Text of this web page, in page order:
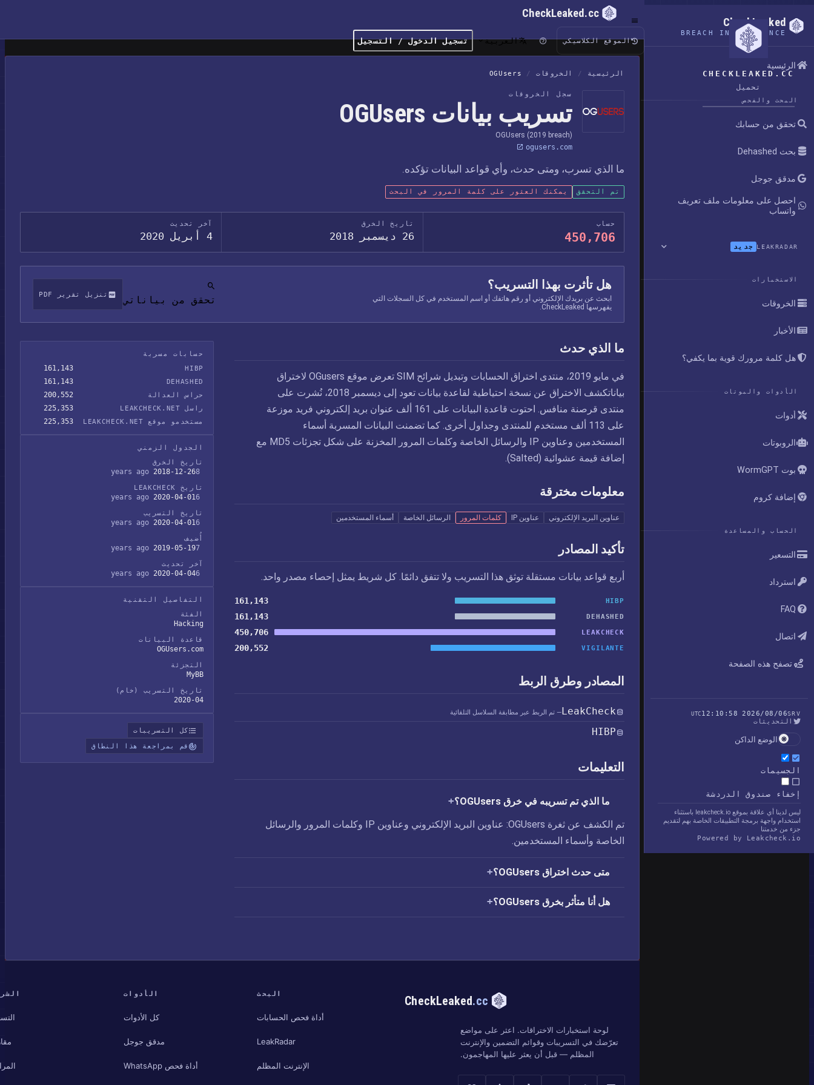
CHECKLEAKED.CC
تحميل
CheckLeaked
BREACH INTELLIGENCE
الرئيسية
البحث والفحص
تحقق من حسابك
بحث Dehashed
مدقق جوجل
احصل على معلومات ملف تعريف
واتساب
LEAKRADAR جديد
الاستخبارات
الخروقات
الأخبار
هل كلمة مرورك قوية بما يكفي؟
الأدوات والبوتات
أدوات
الروبوتات
بوت WormGPT
إضافة كروم
الحساب والمساعدة
التسعير
استرداد
FAQ
اتصال
تصفح هذه الصفحة
SRV
2026/08/06 12:10:58
UTC
التحديثات
الوضع الداكن
الجسيمات
إخفاء صندوق الدردشة
ليس لدينا أي علاقة بموقع leakcheck.io باستثناء
استخدام واجهة برمجة التطبيقات الخاصة بهم لتقديم
جزء من خدمتنا
Powered by Leakcheck.io
CheckLeaked.cc
الموقع الكلاسيكي العربية تسجيل الدخول / التسجيل
الرئيسية / الخروقات /
OGUsers
سجل الخروقات
تسريب بيانات OGUsers
OGUsers (2019 breach)
ogusers.com
ما الذي تسرب، ومتى حدث، وأي قواعد البيانات تؤكده.
تم التحقق يمكنك العثور على كلمة المرور في البحث
حساب
450,706
تاريخ الخرق
26 ديسمبر 2018
آخر تحديث
4 أبريل 2020
هل تأثرت بهذا التسريب؟
ابحث عن بريدك الإلكتروني أو رقم هاتفك أو اسم المستخدم في كل السجلات التي
يفهرسها CheckLeaked.
تحقق من بياناتي تنزيل تقرير PDF
ما الذي حدث
في مايو 2019، منتدى اختراق الحسابات وتبديل شرائح SIM تعرض موقع OGusers لاختراق
بياناتكشف الاختراق عن نسخة احتياطية لقاعدة بيانات تعود إلى ديسمبر 2018، نُشرت على
منتدى قرصنة منافس. احتوت قاعدة البيانات على 161 ألف عنوان بريد إلكتروني فريد موزعة
على 113 ألف مستخدم للمنتدى وجداول أخرى. كما تضمنت البيانات المسربة أسماء
المستخدمين وعناوين IP والرسائل الخاصة وكلمات المرور المخزنة على شكل تجزئات MD5 مع
إضافة قيمة عشوائية (Salted).
معلومات مخترقة
عناوين البريد الإلكتروني عناوين IP كلمات المرور الرسائل الخاصة أسماء المستخدمين
تأكيد المصادر
أربع قواعد بيانات مستقلة توثق هذا التسريب ولا تتفق دائمًا. كل شريط يمثل إحصاء مصدر واحد.
HIBP
161,143
DEHASHED
161,143
LEAKCHECK
450,706
VIGILANTE
200,552
المصادر وطرق الربط
LeakCheck— تم الربط عبر مطابقة السلاسل التلقائية
HIBP
التعليمات
ما الذي تم تسريبه في خرق OGUsers؟
تم الكشف عن ثغرة OGUsers: عناوين البريد الإلكتروني وعناوين IP وكلمات المرور والرسائل
الخاصة وأسماء المستخدمين.
متى حدث اختراق OGUsers؟
هل أنا متأثر بخرق OGUsers؟
حسابات مسربة
HIBP
161,143
DEHASHED
161,143
حراس العدالة 200,552
راسل LEAKCHECK.NET 225,353
مستخدمو موقع LEAKCHECK.NET 225,353
الجدول الزمني
تاريخ الخرق
2018-12-268 years ago
تاريخ LEAKCHECK
2020-04-016 years ago
تاريخ التسريب
2020-04-016 years ago
أُضيف
2019-05-197 years ago
آخر تحديث
2020-04-046 years ago
التفاصيل التقنية
الفئة
Hacking
قاعدة البيانات
OGUsers.com
التجزئة
MyBB
تاريخ التسريب (خام)
2020-04
كل التسريبات
قم بمراجعة هذا النطاق
CheckLeaked.cc
لوحة استخبارات الاختراقات. اعثر على مواضع
تعرّضك في التسريبات وقوائم التضمين والإنترنت
المظلم — قبل أن يعثر عليها المهاجمون.
البحث
أداة فحص الحسابات
LeakRadar
الإنترنت المظلم
الأدوات
كل الأدوات
مدقق جوجل
أداة فحص WhatsApp